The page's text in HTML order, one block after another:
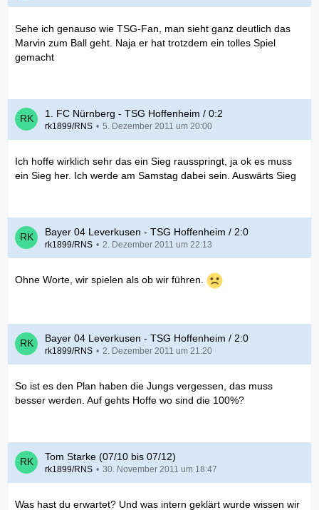
Sehe ich genauso wie TSG-Fan, man sieht ganz deutlich das
Marvin zum Ball geht. Naja er hat trotzdem ein tolles Spiel
gemacht
1. FC Nürnberg - TSG Hoffenheim / 0:2
rk1899/RNS 5. Dezember 2011 um 20:00
Ich hoffe wirklich sehr das ein Sieg rausspringt, ja ok es muss
ein Sieg her. Ich werde am Samstag dabei sein. Auswärts Sieg
Bayer 04 Leverkusen - TSG Hoffenheim / 2:0
rk1899/RNS 2. Dezember 2011 um 22:13
Ohne Worte, wir spielen als ob wir führen.
Bayer 04 Leverkusen - TSG Hoffenheim / 2:0
rk1899/RNS 2. Dezember 2011 um 21:20
So ist es den Plan haben die Jungs vergessen, das muss
besser werden. Auf gehts Hoffe wo sind die 100%?
Tom Starke (07/10 bis 07/12)
rk1899/RNS 30. November 2011 um 18:47
Was hast du erwartet? Und was intern geklärt wurde wissen wir